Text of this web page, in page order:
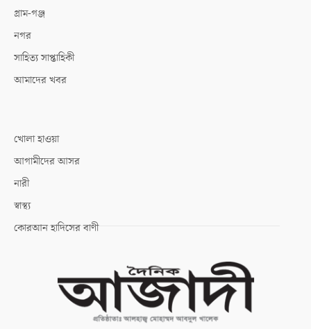
গ্রাম-গঞ্জ
নগর
সাহিত্য সাপ্তাহিকী
আমাদের খবর
খোলা হাওয়া
আগামীদের আসর
নারী
স্বাস্থ্য
কোরআন হাদিসের বাণী